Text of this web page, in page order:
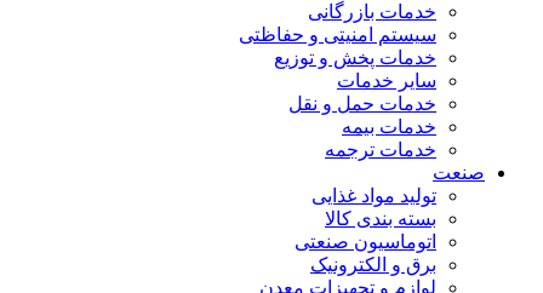
خدمات بازرگانی
سیستم امنیتی و حفاظتی
خدمات پخش و توزیع
سایر خدمات
خدمات حمل و نقل
خدمات بیمه
خدمات ترجمه
صنعت
تولید مواد غذایی
بسته بندی کالا
اتوماسیون صنعتی
برق و الکترونیک
لوازم و تجهیزات معدن